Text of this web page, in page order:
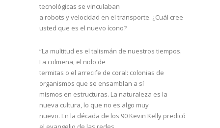
tecnológicas se vinculaban
a robots y velocidad en el transporte. ¿Cuál cree
usted que es el nuevo ícono?
“La multitud es el talismán de nuestros tiempos.
La colmena, el nido de
termitas o el arrecife de coral: colonias de
organismos que se ensamblan a sí
mismos en estructuras. La naturaleza es la
nueva cultura, lo que no es algo muy
nuevo. En la década de los 90 Kevin Kelly predicó